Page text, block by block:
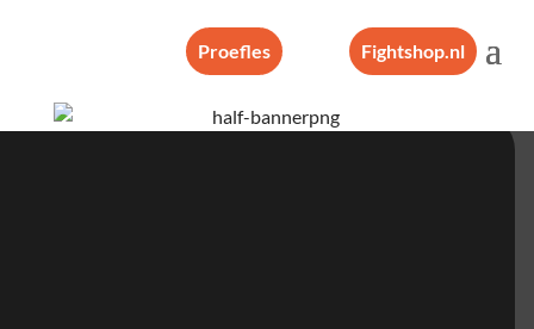
Proefles Fightshop.nl